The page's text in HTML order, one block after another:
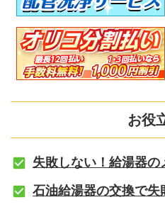
お役
失敗しない！給湯器
石油給湯器の交換で失